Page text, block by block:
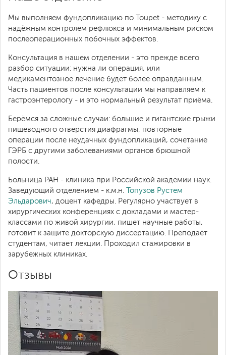
Мы выполняем фундопликацию по Toupet - методику с
надёжным контролем рефлюкса и минимальным риском
послеоперационных побочных эффектов.
Консультация в нашем отделении - это прежде всего
разбор ситуации: нужна ли операция, или
медикаментозное лечение будет более оправданным.
Часть пациентов после консультации мы направляем к
гастроэнтерологу - и это нормальный результат приёма.
Берёмся за сложные случаи: большие и гигантские грыжи
пищеводного отверстия диафрагмы, повторные
операции после неудачных фундопликаций, сочетание
ГЭРБ с другими заболеваниями органов брюшной
полости.
Больница РАН - клиника при Российской академии наук.
Заведующий отделением - к.м.н.
Топузов Рустем
Эльдарович, доцент кафедры. Регулярно участвует в
хирургических конференциях с докладами и мастер-
классами по живой хирургии, пишет научные работы,
готовит к защите докторскую диссертацию. Преподаёт
студентам, читает лекции. Проходил стажировки в
зарубежных клиниках.
Отзывы